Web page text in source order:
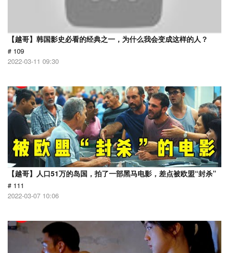
【越哥】韩国影史必看的经典之一，为什么我会变成这样的人？
# 109
2022-03-11 09:30
【越哥】人口51万的岛国，拍了一部黑马电影，差点被欧盟“封杀”
# 111
2022-03-07 10:06